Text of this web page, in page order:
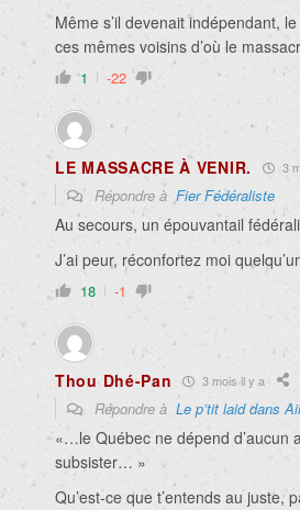
Même s’il devenait indépendant,
ces mêmes voisins d’où le
1 -22
LE MASSACRE À VENIR. 3
Répondre à Fier Fédéraliste
Au secours, un épouvantail
J’ai peur, réconfortez moi
18 -1
Thou Dhé-Pan 3 mois il y a
Répondre à Le p’tit laid dans
«…le Québec ne dépend d’aucun
subsister… »
Qu’est-ce que t’entends au juste,